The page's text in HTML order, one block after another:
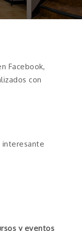
Facebook,
con
interesante
y eventos